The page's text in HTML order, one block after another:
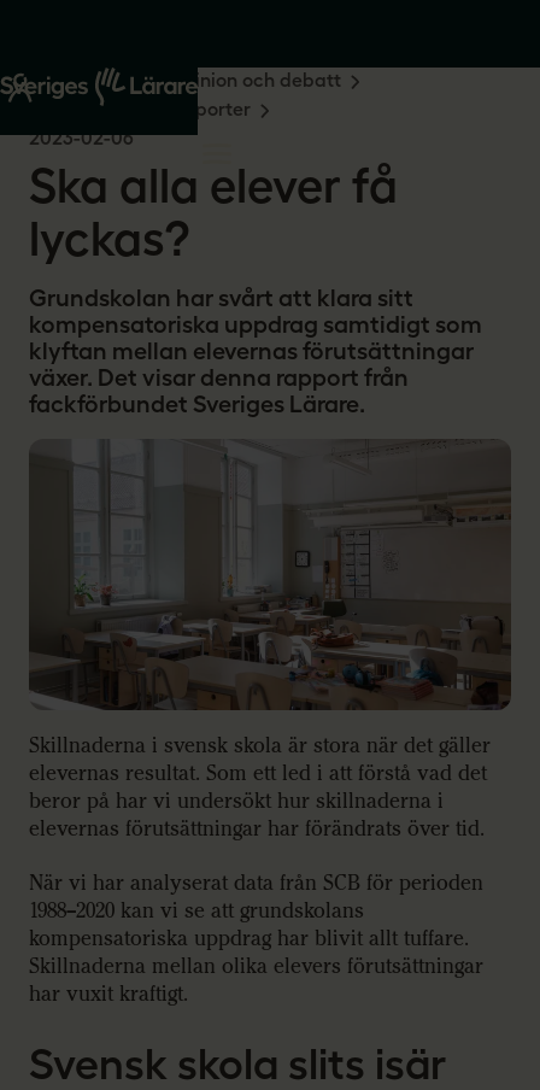
Start Om oss
Opinion och debatt
Undersökningar & rapporter
2023-02-06
Ska alla elever få
lyckas?
Grundskolan har svårt att klara sitt
kompensatoriska uppdrag samtidigt som
klyftan mellan elevernas förutsättningar
växer. Det visar denna rapport från
fackförbundet Sveriges Lärare.
Skillnaderna i svensk skola är stora när det gäller
elevernas resultat. Som ett led i att förstå vad det
beror på har vi undersökt hur skillnaderna i
elevernas förutsättningar har förändrats över tid.
När vi har analyserat data från SCB för perioden
1988–2020 kan vi se att grundskolans
kompensatoriska uppdrag har blivit allt tuffare.
Skillnaderna mellan olika elevers förutsättningar
har vuxit kraftigt.
Svensk skola slits isär